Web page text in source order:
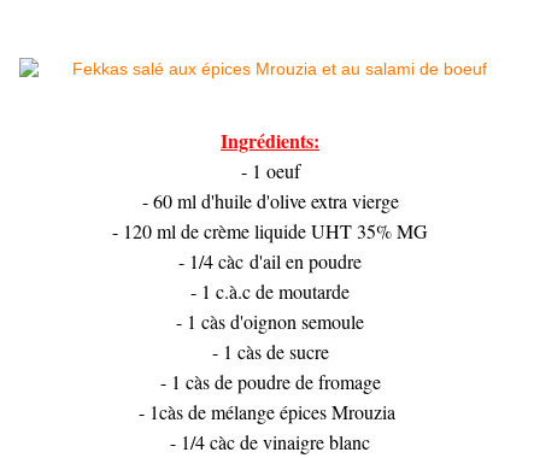
Ingrédients:
- 1 oeuf
- 60 ml d'huile d'olive extra vierge
- 120 ml de crème liquide UHT 35% MG
- 1/4 càc d'ail en poudre
- 1 c.à.c de moutarde
- 1 càs d'oignon semoule
- 1 càs de sucre
- 1 càs de poudre de fromage
- 1càs de mélange épices Mrouzia
- 1/4 càc de vinaigre blanc